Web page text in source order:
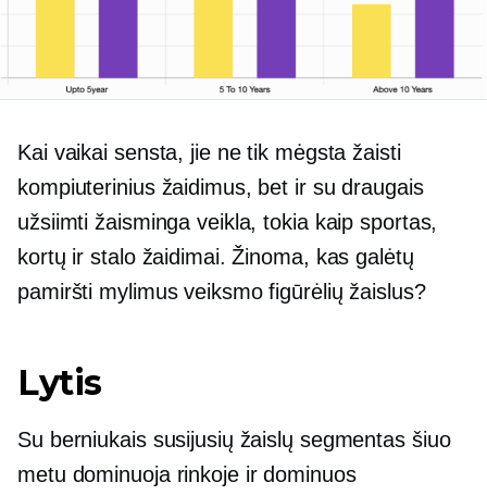
Kai vaikai sensta, jie ne tik mėgsta žaisti
kompiuterinius žaidimus, bet ir su draugais
užsiimti žaisminga veikla, tokia kaip sportas,
kortų ir stalo žaidimai. Žinoma, kas galėtų
pamiršti mylimus veiksmo figūrėlių žaislus?
Lytis
Su berniukais susijusių žaislų segmentas šiuo
metu dominuoja rinkoje ir dominuos